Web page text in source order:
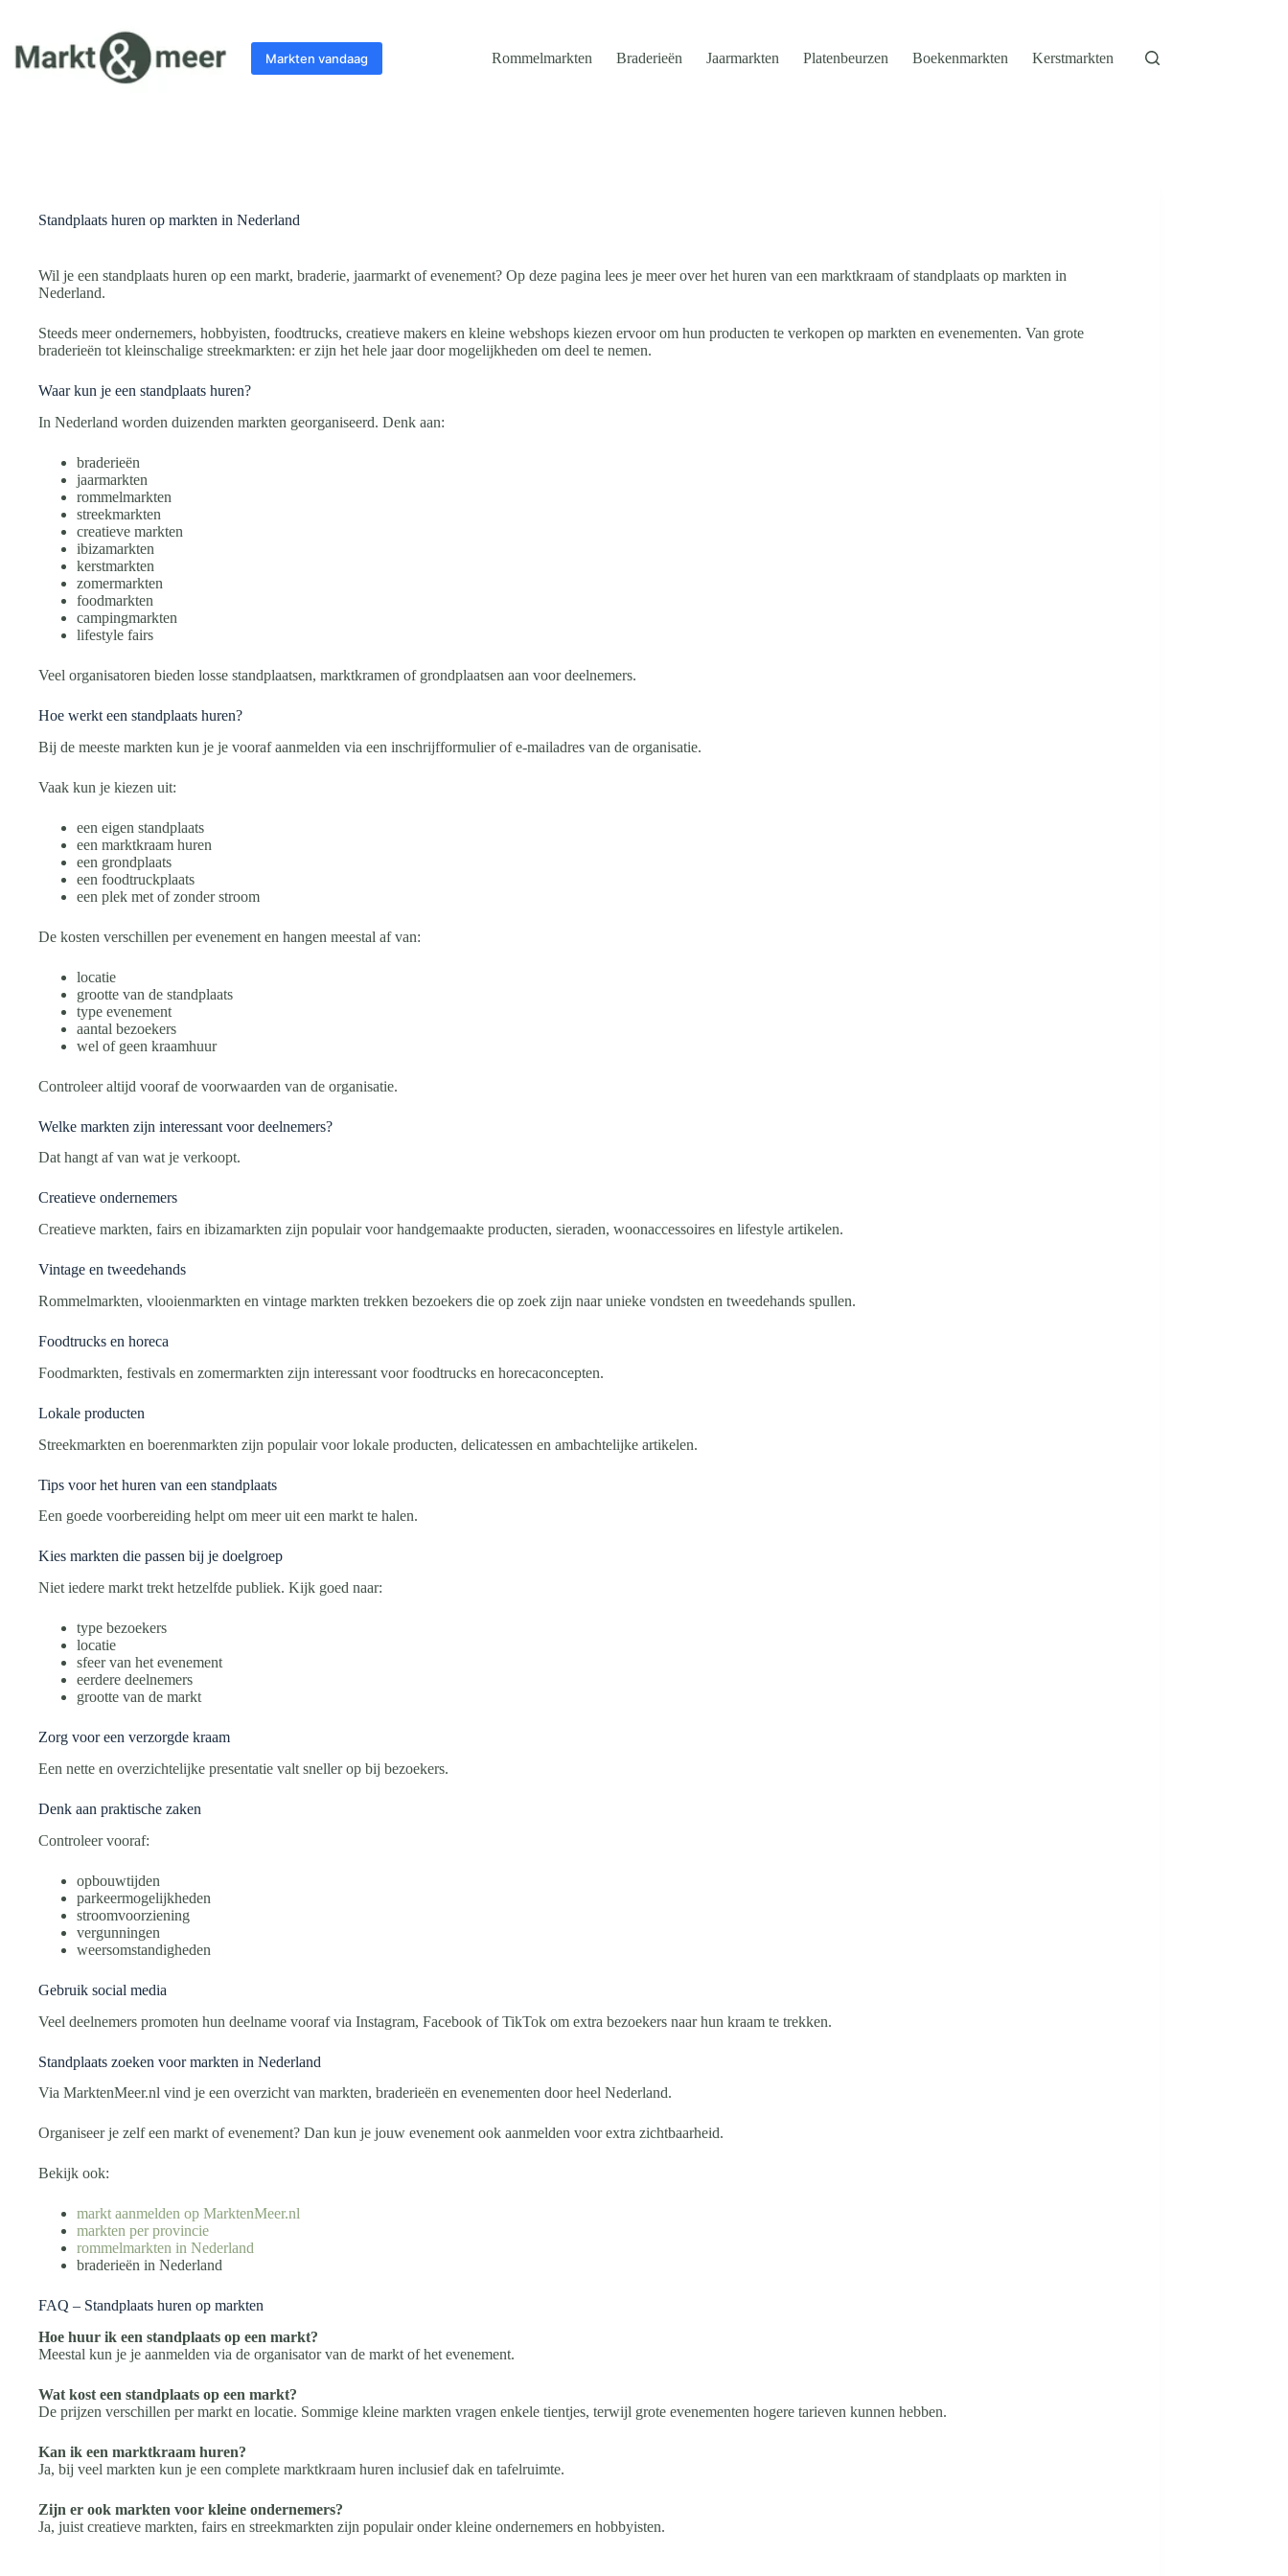
inhoud
Markten vandaag Rommelmarkten Braderieën Jaarmarkten Platenbeurzen Boekenmarkten Kerstmarkten
Standplaats huren op markten in Nederland
Wil je een standplaats huren op een markt, braderie, jaarmarkt of evenement? Op deze pagina lees je meer over het huren van een marktkraam of standplaats op markten in
Nederland.
Steeds meer ondernemers, hobbyisten, foodtrucks, creatieve makers en kleine webshops kiezen ervoor om hun producten te verkopen op markten en evenementen. Van grote
braderieën tot kleinschalige streekmarkten: er zijn het hele jaar door mogelijkheden om deel te nemen.
Waar kun je een standplaats huren?
In Nederland worden duizenden markten georganiseerd. Denk aan:
braderieën
jaarmarkten
rommelmarkten
streekmarkten
creatieve markten
ibizamarkten
kerstmarkten
zomermarkten
foodmarkten
campingmarkten
lifestyle fairs
Veel organisatoren bieden losse standplaatsen, marktkramen of grondplaatsen aan voor deelnemers.
Hoe werkt een standplaats huren?
Bij de meeste markten kun je je vooraf aanmelden via een inschrijfformulier of e-mailadres van de organisatie.
Vaak kun je kiezen uit:
een eigen standplaats
een marktkraam huren
een grondplaats
een foodtruckplaats
een plek met of zonder stroom
De kosten verschillen per evenement en hangen meestal af van:
locatie
grootte van de standplaats
type evenement
aantal bezoekers
wel of geen kraamhuur
Controleer altijd vooraf de voorwaarden van de organisatie.
Welke markten zijn interessant voor deelnemers?
Dat hangt af van wat je verkoopt.
Creatieve ondernemers
Creatieve markten, fairs en ibizamarkten zijn populair voor handgemaakte producten, sieraden, woonaccessoires en lifestyle artikelen.
Vintage en tweedehands
Rommelmarkten, vlooienmarkten en vintage markten trekken bezoekers die op zoek zijn naar unieke vondsten en tweedehands spullen.
Foodtrucks en horeca
Foodmarkten, festivals en zomermarkten zijn interessant voor foodtrucks en horecaconcepten.
Lokale producten
Streekmarkten en boerenmarkten zijn populair voor lokale producten, delicatessen en ambachtelijke artikelen.
Tips voor het huren van een standplaats
Een goede voorbereiding helpt om meer uit een markt te halen.
Kies markten die passen bij je doelgroep
Niet iedere markt trekt hetzelfde publiek. Kijk goed naar:
type bezoekers
locatie
sfeer van het evenement
eerdere deelnemers
grootte van de markt
Zorg voor een verzorgde kraam
Een nette en overzichtelijke presentatie valt sneller op bij bezoekers.
Denk aan praktische zaken
Controleer vooraf:
opbouwtijden
parkeermogelijkheden
stroomvoorziening
vergunningen
weersomstandigheden
Gebruik social media
Veel deelnemers promoten hun deelname vooraf via Instagram, Facebook of TikTok om extra bezoekers naar hun kraam te trekken.
Standplaats zoeken voor markten in Nederland
Via MarktenMeer.nl vind je een overzicht van markten, braderieën en evenementen door heel Nederland.
Organiseer je zelf een markt of evenement? Dan kun je jouw evenement ook aanmelden voor extra zichtbaarheid.
Bekijk ook:
markt aanmelden op MarktenMeer.nl
markten per provincie
rommelmarkten in Nederland
braderieën in Nederland
FAQ – Standplaats huren op markten
Hoe huur ik een standplaats op een markt?
Meestal kun je je aanmelden via de organisator van de markt of het evenement.
Wat kost een standplaats op een markt?
De prijzen verschillen per markt en locatie. Sommige kleine markten vragen enkele tientjes, terwijl grote evenementen hogere tarieven kunnen hebben.
Kan ik een marktkraam huren?
Ja, bij veel markten kun je een complete marktkraam huren inclusief dak en tafelruimte.
Zijn er ook markten voor kleine ondernemers?
Ja, juist creatieve markten, fairs en streekmarkten zijn populair onder kleine ondernemers en hobbyisten.